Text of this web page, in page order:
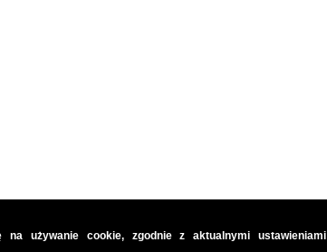
używanie cookie, zgodnie z aktualnymi ustawieniami